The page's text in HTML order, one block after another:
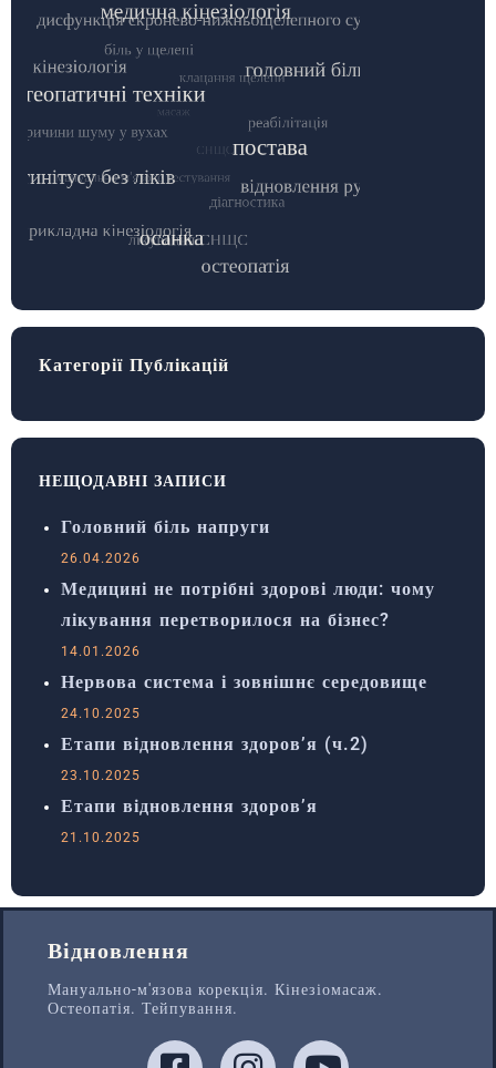
Категорії Публікацій
НЕЩОДАВНІ ЗАПИСИ
Головний біль напруги
26.04.2026
Медицині не потрібні здорові люди: чому
лікування перетворилося на бізнес?
14.01.2026
Нервова система і зовнішнє середовище
24.10.2025
Етапи відновлення здоров’я (ч.2)
23.10.2025
Етапи відновлення здоров’я
21.10.2025
Відновлення
Мануально-м'язова корекція. Кінезіомасаж.
Остеопатія. Тейпування.